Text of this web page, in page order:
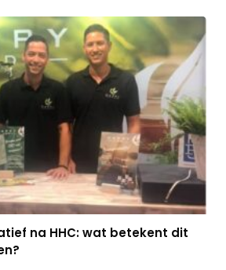
na HHC: wat betekent dit